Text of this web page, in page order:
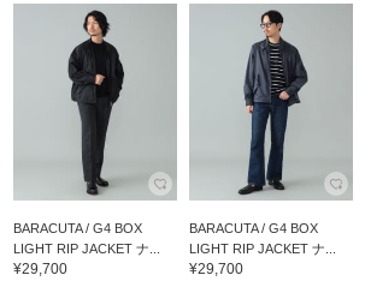
BARACUTA / G4 BOX
LIGHT RIP JACKET ナ...
¥29,700
BARACUTA / G4 BOX
LIGHT RIP JACKET ナ...
¥29,700